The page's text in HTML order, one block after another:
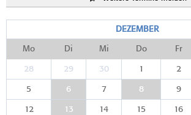
DEZEMBER
Mo Di Mi Do Fr
28 29 30 1 2
5 6 7 8 9
12 13 14 15 16